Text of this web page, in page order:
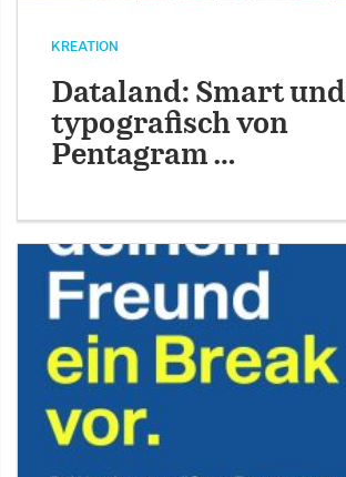
KREATION
Dataland: Smart und
typografisch von
Pentagram …